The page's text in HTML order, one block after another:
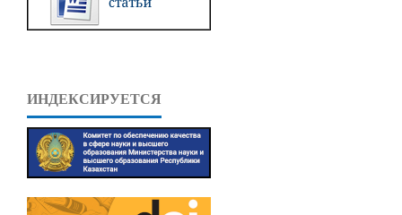
ИНДЕКСИРУЕТСЯ